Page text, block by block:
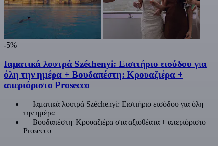
-5%
Ιαματικά λουτρά Széchenyi: Εισιτήριο εισόδου για
όλη την ημέρα + Βουδαπέστη: Κρουαζιέρα +
απεριόριστο Prosecco
Ιαματικά λουτρά Széchenyi: Εισιτήριο εισόδου για όλη
την ημέρα
Βουδαπέστη: Κρουαζιέρα στα αξιοθέατα + απεριόριστο
Prosecco